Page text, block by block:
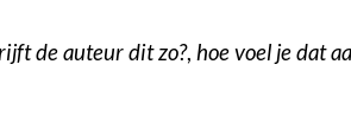
de auteur dit zo?, hoe voel je dat